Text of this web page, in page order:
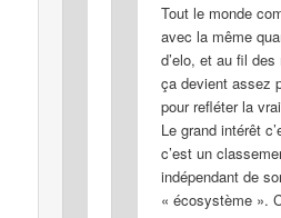
Tout le monde
avec la même
d’elo, et au fil
ça devient assez
pour refléter la
Le grand intérêt
c’est un
indépendant de
« écosystème ».